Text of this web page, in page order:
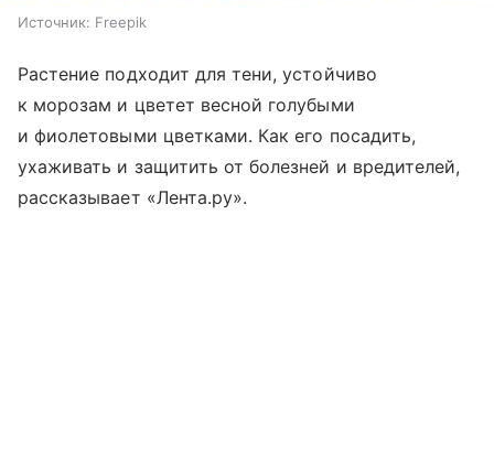
Источник: Freepik
Растение подходит для тени, устойчиво
к морозам и цветет весной голубыми
и фиолетовыми цветками. Как его посадить,
ухаживать и защитить от болезней и вредителей,
рассказывает «Лента.ру».